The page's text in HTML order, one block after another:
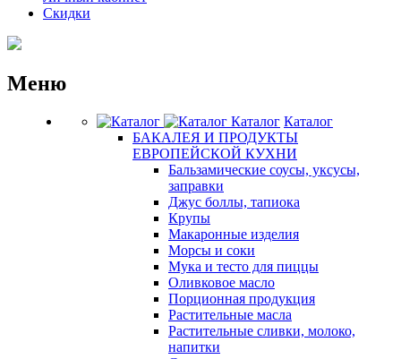
Скидки
Меню
Каталог Каталог
БАКАЛЕЯ И ПРОДУКТЫ
ЕВРОПЕЙСКОЙ КУХНИ
Бальзамические соусы, уксусы,
заправки
Джус боллы, тапиока
Крупы
Макаронные изделия
Морсы и соки
Мука и тесто для пиццы
Оливковое масло
Порционная продукция
Растительные масла
Растительные сливки, молоко,
напитки